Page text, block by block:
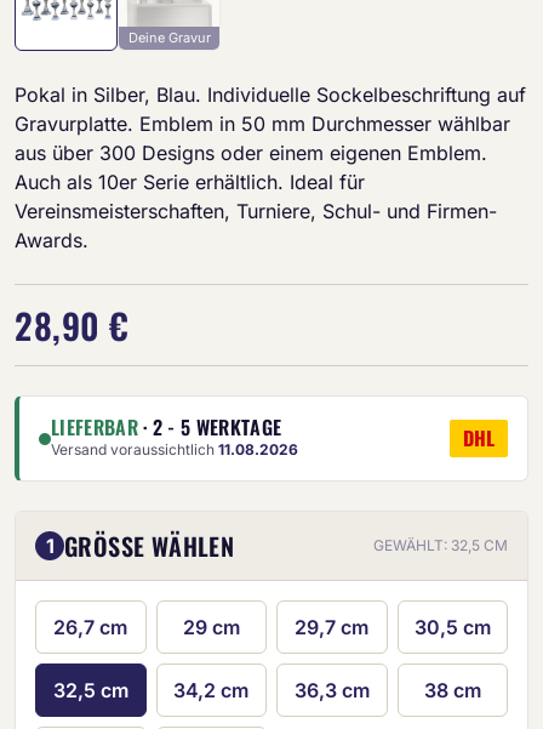
Deine Gravur
Pokal in Silber, Blau. Individuelle Sockelbeschriftung auf
Gravurplatte. Emblem in 50 mm Durchmesser wählbar
aus über 300 Designs oder einem eigenen Emblem.
Auch als 10er Serie erhältlich. Ideal für
Vereinsmeisterschaften, Turniere, Schul- und Firmen-
Awards.
28,90 €
LIEFERBAR· 2 - 5 WERKTAGE
Versand voraussichtlich 11.08.2026 DHL
1 GRÖSSE WÄHLEN GEWÄHLT: 32,5 CM
26,7 cm 29 cm 29,7 cm 30,5 cm
32,5 cm 34,2 cm 36,3 cm 38 cm